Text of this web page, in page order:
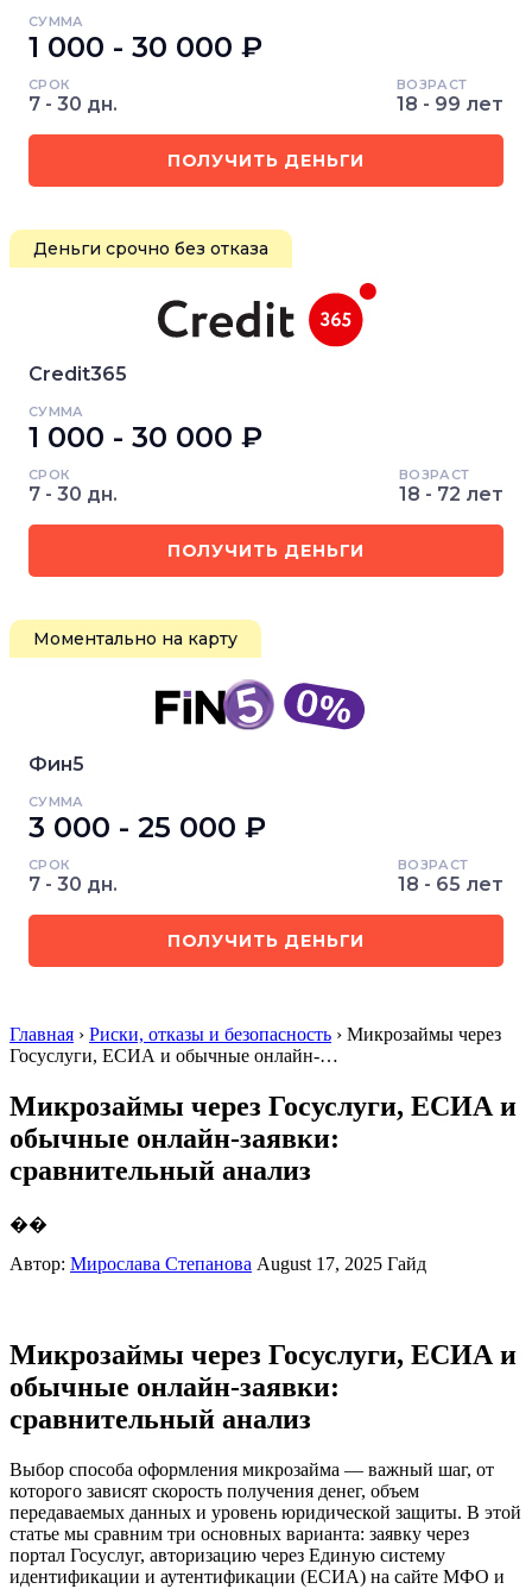
СУММА
1 000 - 30 000 ₽
СРОК
7 - 30 дн.
ВОЗРАСТ
18 - 99 лет
ПОЛУЧИТЬ ДЕНЬГИ
Деньги срочно без отказа
Credit365
СУММА
1 000 - 30 000 ₽
СРОК
7 - 30 дн.
ВОЗРАСТ
18 - 72 лет
ПОЛУЧИТЬ ДЕНЬГИ
Моментально на карту
Фин5
СУММА
3 000 - 25 000 ₽
СРОК
7 - 30 дн.
ВОЗРАСТ
18 - 65 лет
ПОЛУЧИТЬ ДЕНЬГИ
Главная › Риски, отказы и безопасность › Микрозаймы через
Госуслуги, ЕСИА и обычные онлайн-…
Микрозаймы через Госуслуги, ЕСИА и
обычные онлайн-заявки:
сравнительный анализ
��
Автор: Мирослава Степанова August 17, 2025 Гайд
Микрозаймы через Госуслуги, ЕСИА и
обычные онлайн-заявки:
сравнительный анализ
Выбор способа оформления микрозайма — важный шаг, от
которого зависят скорость получения денег, объем
передаваемых данных и уровень юридической защиты. В этой
статье мы сравним три основных варианта: заявку через
портал Госуслуг, авторизацию через Единую систему
идентификации и аутентификации (ЕСИА) на сайте МФО и